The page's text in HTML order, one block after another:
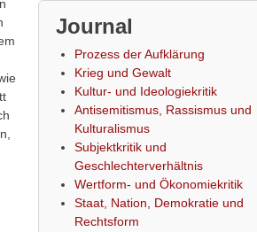
Journal
Prozess der Aufklärung
Krieg und Gewalt
Kultur- und Ideologiekritik
Antisemitismus, Rassismus und
Kulturalismus
Subjektkritik und
Geschlechterverhältnis
Wertform- und Ökonomiekritik
Staat, Nation, Demokratie und
Rechtsform